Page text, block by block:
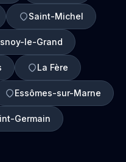
Saint-Michel
le-Grand
La Fère
Essômes-sur-Marne
Germain